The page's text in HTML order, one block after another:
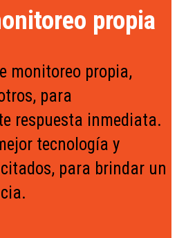
propia
monitoreo propia,
para
respuesta inmediata.
tecnología y
para brindar un